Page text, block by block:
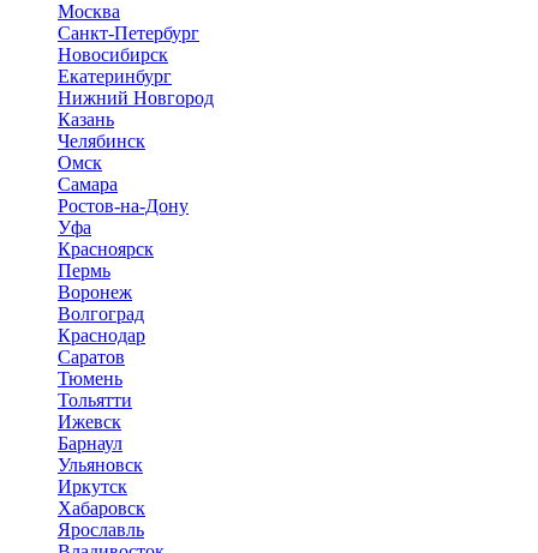
Москва
Санкт-Петербург
Новосибирск
Екатеринбург
Нижний Новгород
Казань
Челябинск
Омск
Самара
Ростов-на-Дону
Уфа
Красноярск
Пермь
Воронеж
Волгоград
Краснодар
Саратов
Тюмень
Тольятти
Ижевск
Барнаул
Ульяновск
Иркутск
Хабаровск
Ярославль